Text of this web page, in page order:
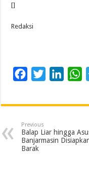
[]
Redaksi
c
b
o
i
t
e
n
e
d
W
a
s
A
Previous
Balap Liar hingga
Banjarmasin
Barak